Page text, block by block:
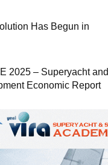
Has Begun in
2025 – Superyacht and
Economic Report